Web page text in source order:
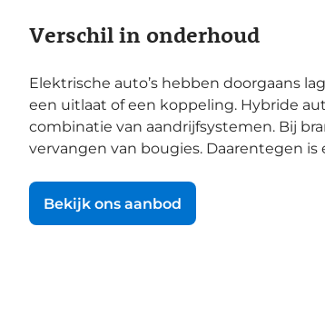
Verschil in onderhoud
Elektrische auto’s hebben doorgaans
een uitlaat of een koppeling. Hybride
combinatie van aandrijfsystemen. Bij
vervangen van bougies. Daarentegen
Bekijk ons aanbod